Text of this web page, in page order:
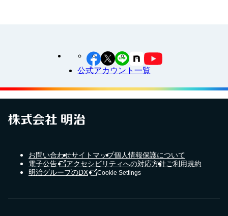
公式アカウント一覧
お問い合わせサイトマップ個人情報保護について
電子公告
アクセシビリティへの対応方針ご利用規約
明治グループのDX
Cookie Settings